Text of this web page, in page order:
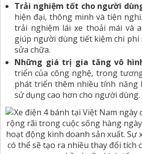
Trải nghiệm tốt cho người
hiện đại, thông minh và tiện
trải nghiệm lái xe thoải mái và
giúp người dùng tiết kiệm chi phí
sửa chữa.
Những giá trị gia tăng vô
triển của công nghệ, trong
phát triển thêm nhiều tính năng
sử dụng cao hơn cho người dùng.